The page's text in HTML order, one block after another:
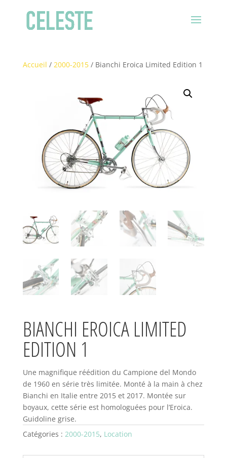
Accueil / 2000-2015/ Bianchi Eroica Limited Edition 1
BIANCHI EROICA LIMITED
EDITION 1
Une magnifique réédition du Campione del Mondo
de 1960 en série très limitée. Monté à la main à chez
Bianchi en Italie entre 2015 et 2017. Montée sur
boyaux, cette série est homologuées pour l’Eroica.
Guidoline grise.
Catégories : 2000-2015, Location